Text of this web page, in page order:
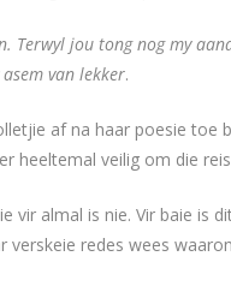
Terwyl jou tong nog my
van lekker.
af na haar poesie
heeltemal veilig om die
vir almal is nie. Vir baie is
verskeie redes wees